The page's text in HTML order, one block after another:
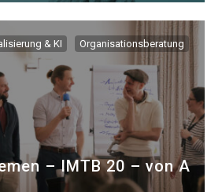
& KI
Organisationsberatung
– IMTB 20 – von A